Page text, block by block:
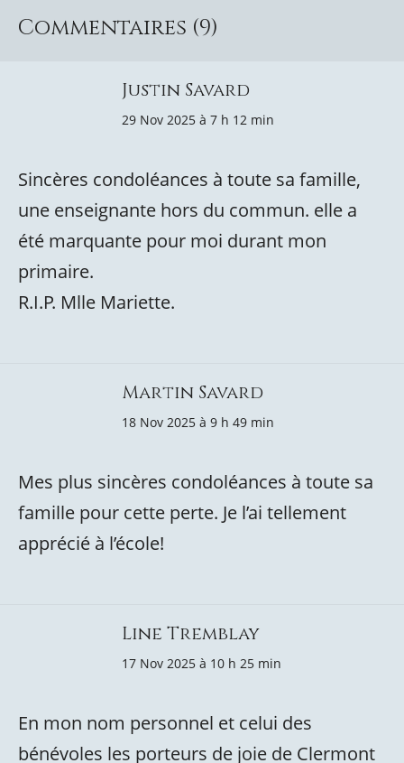
Commentaires (9)
Justin Savard
29 Nov 2025 à 7 h 12 min
Sincères condoléances à toute sa famille,
une enseignante hors du commun. elle a
été marquante pour moi durant mon
primaire.
R.I.P. Mlle Mariette.
Martin Savard
18 Nov 2025 à 9 h 49 min
Mes plus sincères condoléances à toute sa
famille pour cette perte. Je l’ai tellement
apprécié à l’école!
Line Tremblay
17 Nov 2025 à 10 h 25 min
En mon nom personnel et celui des
bénévoles les porteurs de joie de Clermont